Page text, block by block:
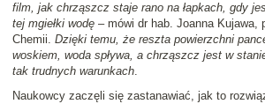
film, jak chrząszcz staje rano na łapkach, gdy
tej mgiełki wodę – mówi dr hab. Joanna Kujawa,
Chemii. Dzięki temu, że reszta powierzchni
woskiem, woda spływa, a chrząszcz jest w
tak trudnych warunkach.
Naukowcy zaczęli się zastanawiać, jak to